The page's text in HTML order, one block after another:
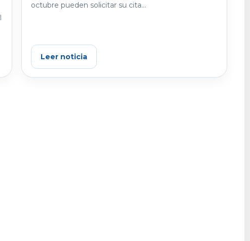
octubre pueden solicitar su cita...
Leer noticia